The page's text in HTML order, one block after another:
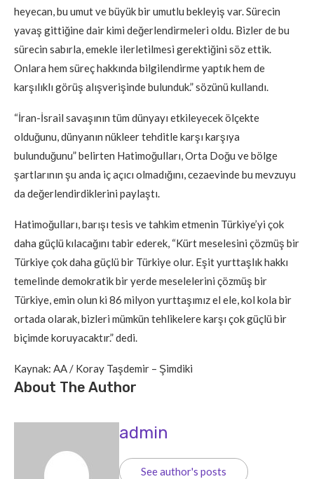
heyecan, bu umut ve büyük bir umutlu bekleyiş var. Sürecin
yavaş gittiğine dair kimi değerlendirmeleri oldu. Bizler de bu
sürecin sabırla, emekle ilerletilmesi gerektiğini söz ettik.
Onlara hem süreç hakkında bilgilendirme yaptık hem de
karşılıklı görüş alışverişinde bulunduk.” sözünü kullandı.
“İran-İsrail savaşının tüm dünyayı etkileyecek ölçekte
olduğunu, dünyanın nükleer tehditle karşı karşıya
bulunduğunu” belirten Hatimoğulları, Orta Doğu ve bölge
şartlarının şu anda iç açıcı olmadığını, cezaevinde bu mevzuyu
da değerlendirdiklerini paylaştı.
Hatimoğulları, barışı tesis ve tahkim etmenin Türkiye’yi çok
daha güçlü kılacağını tabir ederek, “Kürt meselesini çözmüş bir
Türkiye çok daha güçlü bir Türkiye olur. Eşit yurttaşlık hakkı
temelinde demokratik bir yerde meselelerini çözmüş bir
Türkiye, emin olun ki 86 milyon yurttaşımız el ele, kol kola bir
ortada olarak, bizleri mümkün tehlikelere karşı çok güçlü bir
biçimde koruyacaktır.” dedi.
Kaynak: AA / Koray Taşdemir – Şimdiki
About The Author
admin
See author's posts